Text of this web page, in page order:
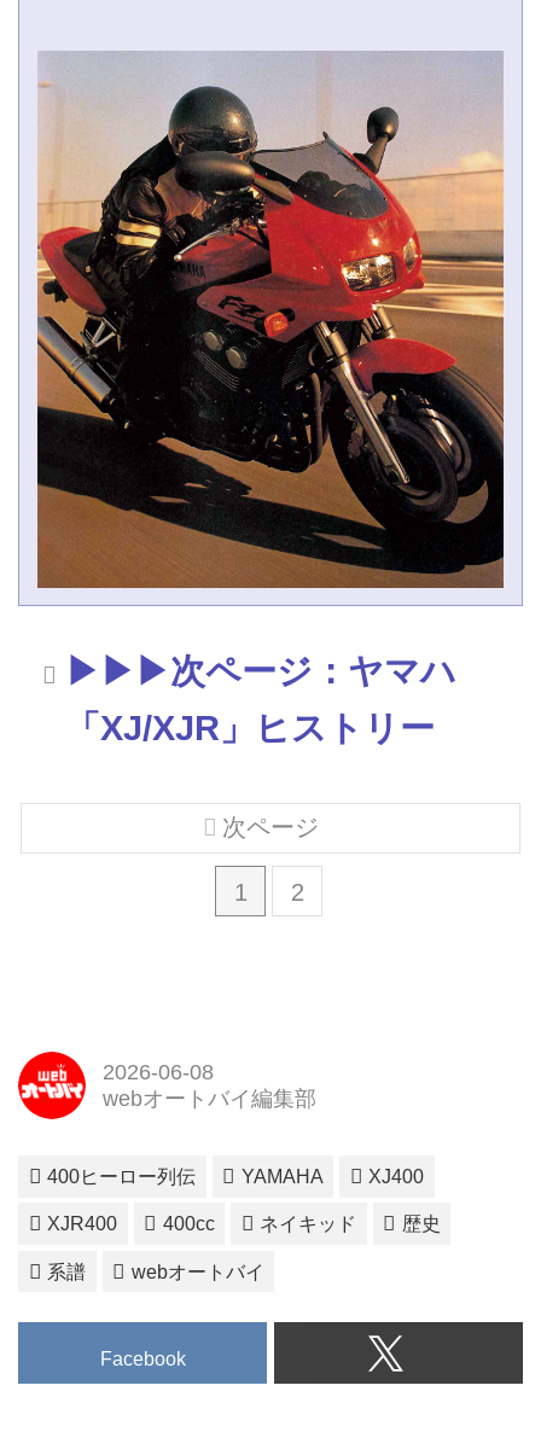
▶▶▶次ページ：ヤマハ
「XJ/XJR」ヒストリー
1 2
次ページ
2026-06-08
webオートバイ編集部
400ヒーロー列伝 YAMAHA XJ400
XJR400 400cc ネイキッド 歴史
系譜 webオートバイ
Facebook